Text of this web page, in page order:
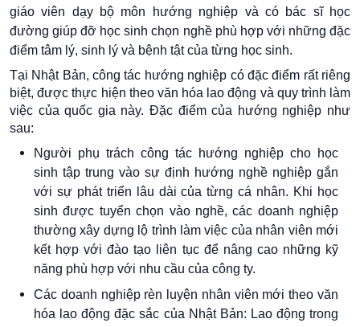
giáo viên dạy bộ môn hướng nghiệp và có bác sĩ học
đường giúp đỡ học sinh chọn nghề phù hợp với những đặc
điểm tâm lý, sinh lý và bệnh tật của từng học sinh.
Tại Nhật Bản, công tác hướng nghiệp có đặc điểm rất riêng
biệt, được thực hiện theo văn hóa lao động và quy trình làm
việc của quốc gia này. Đặc điểm của hướng nghiệp như
sau:
Người phụ trách công tác hướng nghiệp cho học
sinh tập trung vào sự định hướng nghề nghiệp gắn
với sự phát triển lâu dài của từng cá nhân. Khi học
sinh được tuyển chọn vào nghề, các doanh nghiệp
thường xây dựng lộ trình làm việc của nhân viên mới
kết hợp với đào tạo liên tục để nâng cao những kỹ
năng phù hợp với nhu cầu của công ty.
Các doanh nghiệp rèn luyện nhân viên mới theo văn
hóa lao động đặc sắc của Nhật Bản: Lao động trong